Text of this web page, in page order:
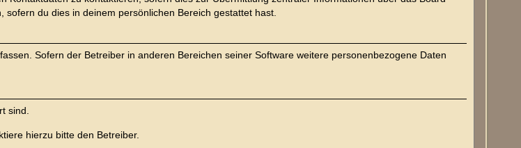
du dies in deinem persönlichen Bereich gestattet hast.
Sofern der Betreiber in anderen Bereichen seiner Software weitere personenbezogene Daten
sind.
hierzu bitte den Betreiber.